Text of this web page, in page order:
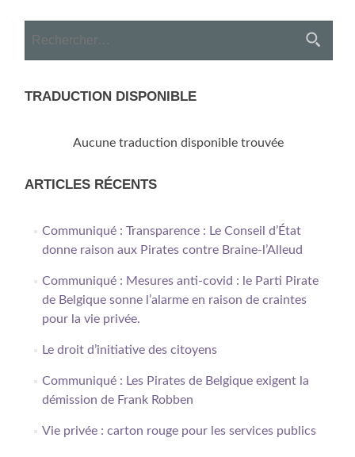
navigation
TRADUCTION DISPONIBLE
Aucune traduction disponible trouvée
ARTICLES RÉCENTS
Communiqué : Transparence : Le Conseil d’État
donne raison aux Pirates contre Braine-l’Alleud
Communiqué : Mesures anti-covid : le Parti Pirate
de Belgique sonne l’alarme en raison de craintes
pour la vie privée.
Le droit d’initiative des citoyens
Communiqué : Les Pirates de Belgique exigent la
démission de Frank Robben
Vie privée : carton rouge pour les services publics